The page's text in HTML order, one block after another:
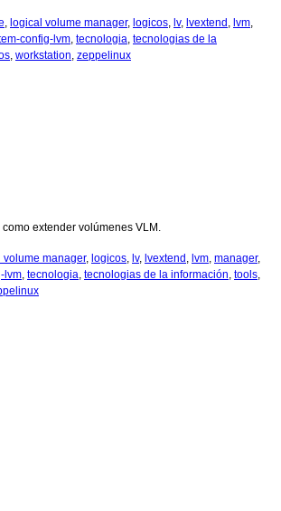
, logical volume manager, logicos, lv, lvextend , lvm,
config-lvm, tecnologia, tecnologias de la
, workstation, zeppelinux
extender volúmenes VLM.
volume manager, logicos, lv, lvextend , lvm, manager,
lvm, tecnologia, tecnologias de la información, tools,